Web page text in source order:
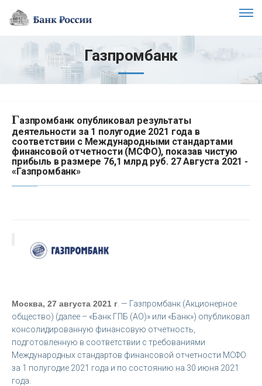
Газпромбанк
Газпромбанк опубликовал результаты
деятельности за 1 полугодие 2021 года в
соответствии с Международными стандартами
финансовой отчетности (МСФО), показав чистую
прибыль в размере 76,1 млрд руб. 27 Августа 2021 -
«Газпромбанк»
Москва, 27 августа 2021 г . — Газпромбанк (Акционерное
общество) (далее – «Банк ГПБ (АО)» или «Банк») опубликовал
консолидированную финансовую отчетность,
подготовленную в соответствии с требованиями
Международных стандартов финансовой отчетности МСФО
за 1 полугодие 2021 года и по состоянию на 30 июня 2021
года.